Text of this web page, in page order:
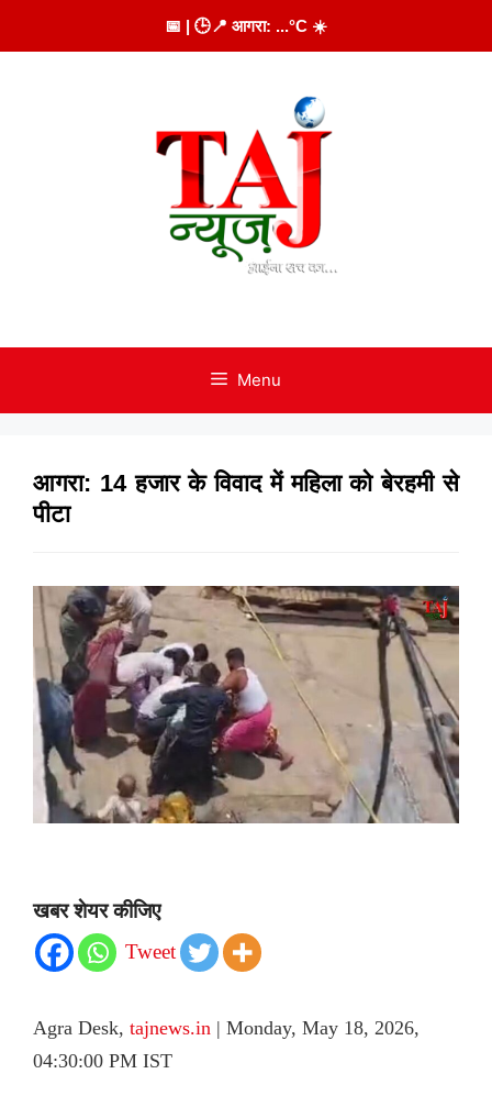
to
📅 | 🕒📍 आगरा: ...°C ☀️
Menu
आगरा: 14 हजार के विवाद में महिला को बेरहमी से
पीटा
खबर शेयर कीजिए
Tweet
Agra Desk, tajnews.in | Monday, May 18, 2026,
04:30:00 PM IST